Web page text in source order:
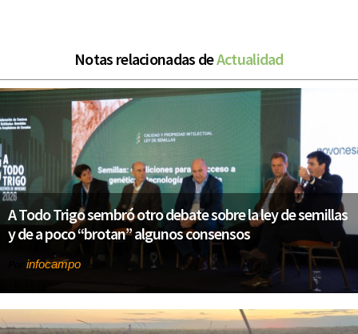
Notas relacionadas deActualidad
A Todo Trigo sembró otro debate sobre la ley de semillas
y de a poco “brotan” algunos consensos
infocampo